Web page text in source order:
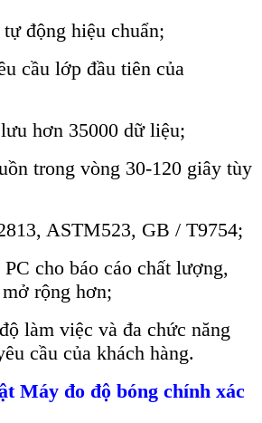
động hiệu chuẩn;
cầu lớp đầu tiên của
hơn 35000 dữ liệu;
trong vòng 30-120 giây tùy
ASTM523, GB / T9754;
cho báo cáo chất lượng,
rộng hơn;
làm việc và đa chức năng
cầu của khách hàng.
Máy đo độ bóng chính xác